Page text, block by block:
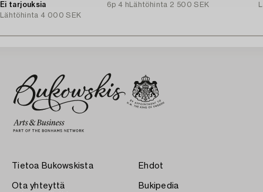
1930s.
Ei tarjouksia
6p 4 h
Lähtöhinta 4 000 SEK
Lähtöhinta 2 500 SEK
Tietoa Bukowskista
Ota yhteyttä
Ehdot
Bukipedia